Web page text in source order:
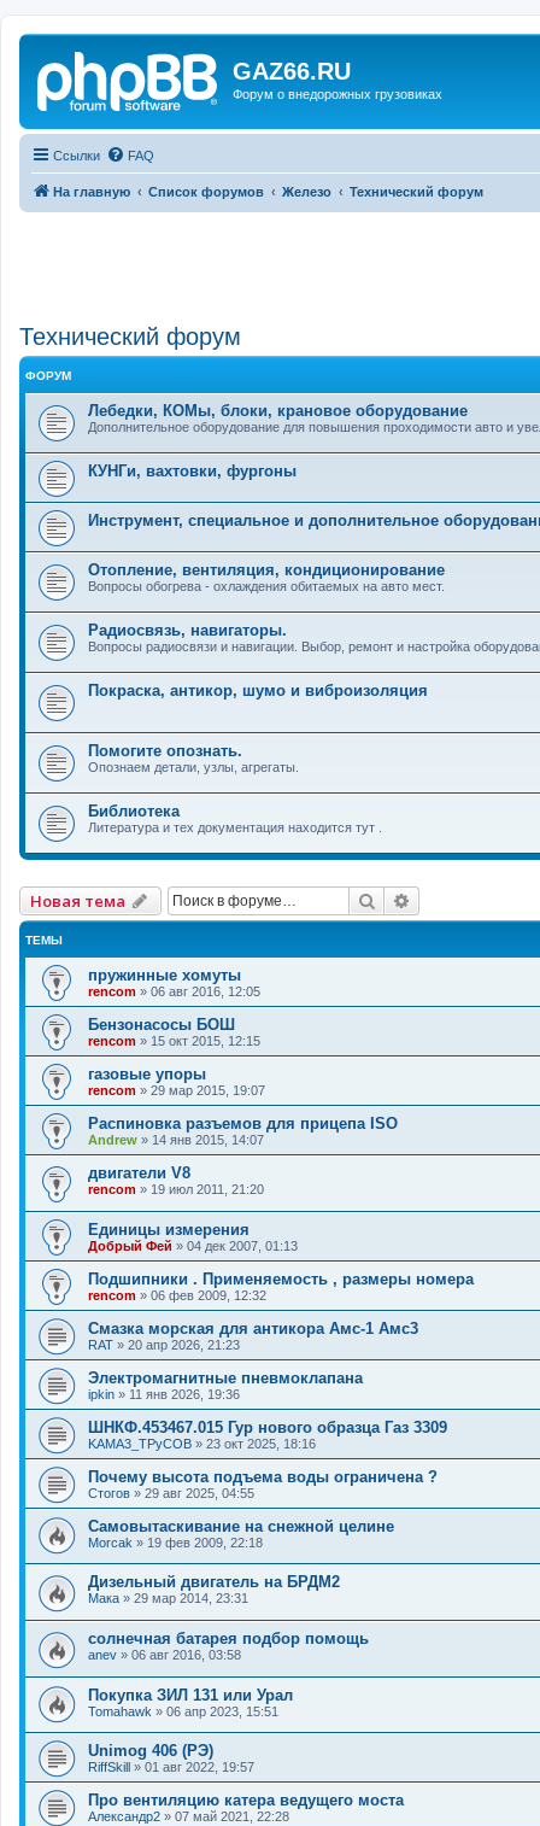
GAZ66.RU
Форум о внедорожных грузовиках
Ссылки FAQ
На главную Список форумов Железо Технический форум
Технический форум
ФОРУМ
Лебедки, КОМы, блоки, крановое оборудование
Дополнительное оборудование для повышения проходимости авто и
КУНГи, вахтовки, фургоны
Инструмент, специальное и дополнительное
Отопление, вентиляция, кондиционирование
Вопросы обогрева - охлаждения обитаемых на авто мест.
Радиосвязь, навигаторы.
Вопросы радиосвязи и навигации. Выбор, ремонт и настройка
Покраска, антикор, шумо и виброизоляция
Помогите опознать.
Опознаем детали, узлы, агрегаты.
Библиотека
Литература и тех документация находится тут .
Новая тема Поиск
ТЕМЫ
пружинные хомуты
rencom » 06 авг 2016, 12:05
Бензонасосы БОШ
rencom » 15 окт 2015, 12:15
газовые упоры
rencom » 29 мар 2015, 19:07
Распиновка разъемов для прицепа ISO
Andrew » 14 янв 2015, 14:07
двигатели V8
rencom » 19 июл 2011, 21:20
Единицы измерения
Добрый Фей » 04 дек 2007, 01:13
Подшипники . Применяемость , размеры номера
rencom » 06 фев 2009, 12:32
Смазка морская для антикора Амс-1 Амс3
RAT » 20 апр 2026, 21:23
Электромагнитные пневмоклапана
ipkin » 11 янв 2026, 19:36
ШНКФ.453467.015 Гур нового образца Газ 3309
KAMA3_TPyCOB » 23 окт 2025, 18:16
Почему высота подъема воды ограничена ?
Стогов » 29 авг 2025, 04:55
Самовытаскивание на снежной целине
Morcak » 19 фев 2009, 22:18
Дизельный двигатель на БРДМ2
Мака » 29 мар 2014, 23:31
солнечная батарея подбор помощь
anev » 06 авг 2016, 03:58
Покупка ЗИЛ 131 или Урал
Tomahawk » 06 апр 2023, 15:51
Unimog 406 (РЭ)
RiffSkill » 01 авг 2022, 19:57
Про вентиляцию катера ведущего моста
Александр2 » 07 май 2021, 22:28